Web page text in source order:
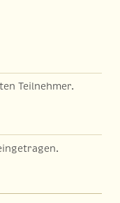
Teilnehmer.